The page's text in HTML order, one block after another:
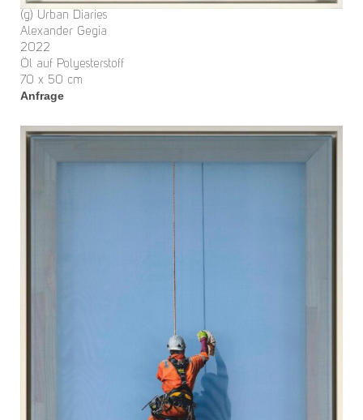
(g) Urban Diaries
Alexander Gegia
2022
Öl auf Polyesterstoff
70 x 50 cm
Anfrage